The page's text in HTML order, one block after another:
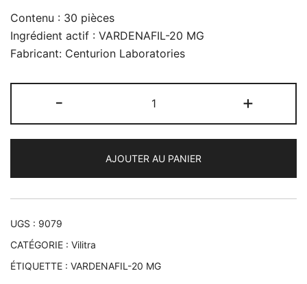
Contenu : 30 pièces
Ingrédient actif : VARDENAFIL-20 MG
Fabricant: Centurion Laboratories
-
de
Vilitra
mg
+
AJOUTER AU PANIER
UGS : 9079
CATÉGORIE : Vilitra
ÉTIQUETTE : VARDENAFIL-20 MG